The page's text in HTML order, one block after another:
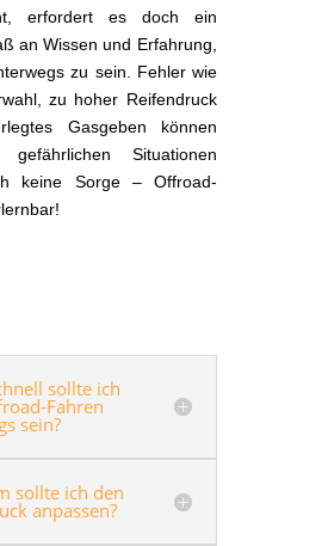
erfordert es doch ein
an Wissen und Erfahrung,
zu sein. Fehler wie
zu hoher Reifendruck
Gasgeben können
Situationen
keine Sorge – Offroad-
sollte ich
Fahren
sein?
sollte ich den
anpassen?